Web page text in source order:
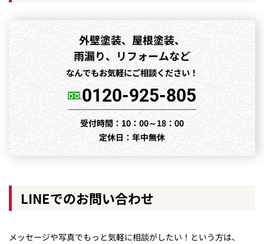
外壁塗装、屋根塗装、
雨漏り、リフォームなど
なんでもお気軽にご相談ください！
0120‐925‐805
受付時間：10：00～18：00
定休日：年中無休
LINEでのお問い合わせ
メッセージや写真でもっと気軽に相談がしたい！という方は、